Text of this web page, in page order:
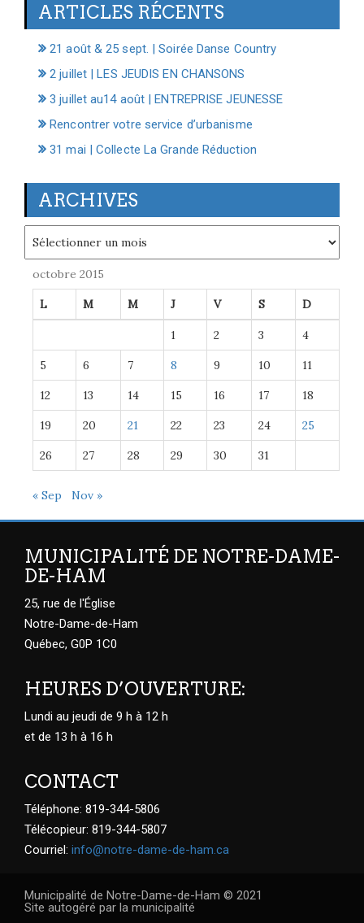
ARTICLES RÉCENTS
21 août & 25 sept. | Soirée Danse Country
2 juillet | LES JEUDIS EN CHANSONS
3 juillet au14 août | ENTREPRISE JEUNESSE
Rencontrer votre service d’urbanisme
31 mai | Collecte La Grande Réduction
ARCHIVES
octobre 2015
L M M J V S D
1 2 3 4
5 6 7 8 9 10 11
12 13 14 15 16 17 18
19 20 21 22 23 24 25
26 27 28 29 30 31
« Sep Nov »
MUNICIPALITÉ DE NOTRE-DAME-
DE-HAM
25, rue de l'Église
Notre-Dame-de-Ham
Québec, G0P 1C0
HEURES D’OUVERTURE:
Lundi au jeudi de 9 h à 12 h
et de 13 h à 16 h
CONTACT
Téléphone: 819-344-5806
Télécopieur: 819-344-5807
Courriel: info@notre-dame-de-ham.ca
Municipalité de Notre-Dame-de-Ham © 2021
Site autogéré par la municipalité